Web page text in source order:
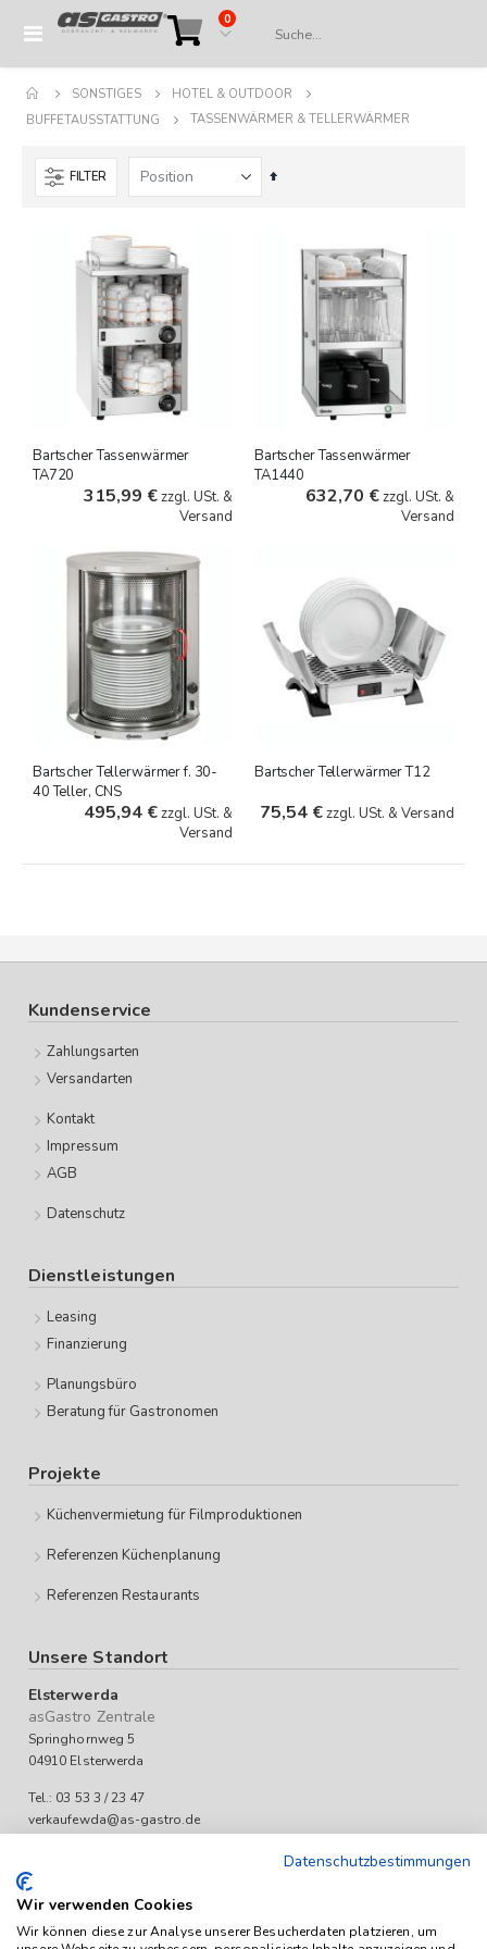
Navigation
Cart
0Artikel
SONSTIGES
HOTEL & OUTDOOR
BUFFETAUSSTATTUNG
TASSENWÄRMER & TELLERWÄRMER
FILTER
In
Bartscher Tassenwärmer
TA720
315,99 €zzgl. USt. &
Versand
Bartscher Tassenwärmer
TA1440
632,70 €zzgl. USt. &
Versand
Bartscher Tellerwärmer f. 30-
40 Teller, CNS
495,94 €zzgl. USt. &
Versand
Bartscher Tellerwärmer T12
75,54 €zzgl. USt. & Versand
Kundenservice
Zahlungsarten
Versandarten
Kontakt
Impressum
AGB
Datenschutz
Dienstleistungen
Leasing
Finanzierung
Planungsbüro
Beratung für Gastronomen
Projekte
Küchenvermietung für Filmproduktionen
Referenzen Küchenplanung
Referenzen Restaurants
Unsere Standort
Elsterwerda
asGastro Zentrale
Springhornweg 5
04910 Elsterwerda
Tel.: 03 53 3 / 23 47
verkaufewda@as-gastro.de
Mo-Fr 09:00 bis 17:00 Uhr
Datenschutzbestimmungen
Wir verwenden Cookies
Wir können diese zur Analyse unserer Besucherdaten platzieren, um